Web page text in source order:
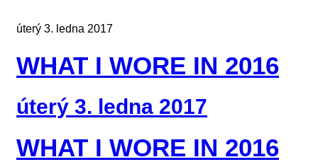
úterý 3. ledna 2017
WHAT I WORE IN 2016
úterý 3. ledna 2017
WHAT I WORE IN 2016